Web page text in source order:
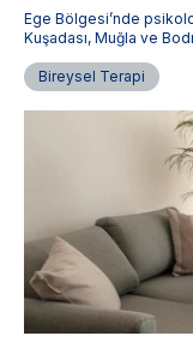
Ege Bölgesi’nde
Kuşadası, Muğla ve
Bireysel Terapi